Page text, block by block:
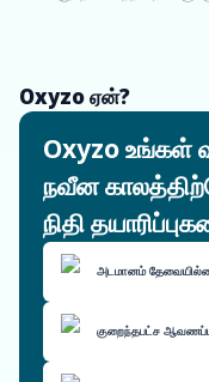
Oxyzo ஏன்?
Oxyzo உங்கள்
நவீன
நிதி
அடமானம்
குறைந்தபட்ச